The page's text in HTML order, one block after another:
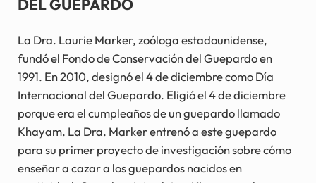
DEL GUEPARDO
La Dra. Laurie Marker, zoóloga estadounidense,
fundó el Fondo de Conservación del Guepardo en
1991. En 2010, designó el 4 de diciembre como Día
Internacional del Guepardo. Eligió el 4 de diciembre
porque era el cumpleaños de un guepardo llamado
Khayam. La Dra. Marker entrenó a este guepardo
para su primer proyecto de investigación sobre cómo
enseñar a cazar a los guepardos nacidos en